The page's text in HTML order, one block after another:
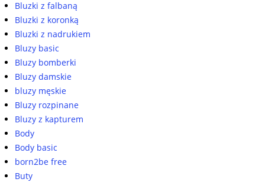
Bluzki z falbaną
Bluzki z koronką
Bluzki z nadrukiem
Bluzy basic
Bluzy bomberki
Bluzy damskie
bluzy męskie
Bluzy rozpinane
Bluzy z kapturem
Body
Body basic
born2be free
Buty